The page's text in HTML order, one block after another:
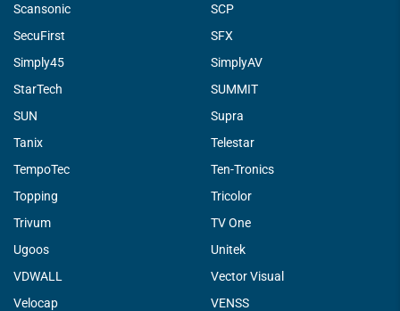
Scansonic
SCP
SecuFirst
SFX
Simply45
SimplyAV
StarTech
SUMMIT
SUN
Supra
Tanix
Telestar
TempoTec
Ten-Tronics
Topping
Tricolor
Trivum
TV One
Ugoos
Unitek
VDWALL
Vector Visual
Velocap
VENSS